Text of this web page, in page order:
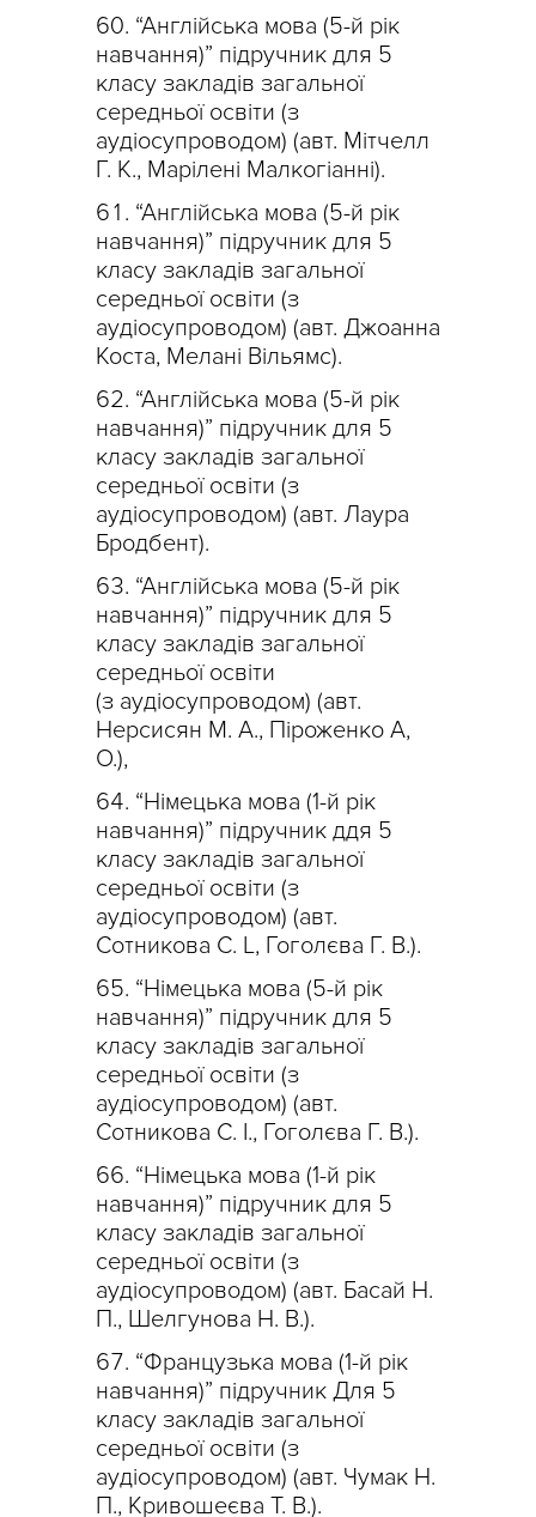
“Англійська мова (5-й рік
навчання)” підручник для 5
класу закладів загальної
середньої освіти (з
аудіосупроводом) (авт. Мітчелл
Г. К., Марілені Малкогіанні).
“Англійська мова (5-й рік
навчання)” підручник для 5
класу закладів загальної
середньої освіти (з
аудіосупроводом) (авт. Джоанна
Коста, Мелані Вільямс).
“Англійська мова (5-й рік
навчання)” підручник для 5
класу закладів загальної
середньої освіти (з
аудіосупроводом) (авт. Лаура
Бродбент).
“Англійська мова (5-й рік
навчання)” підручник для 5
класу закладів загальної
середньої освіти
(з аудіосупроводом) (авт.
Нерсисян М. А., Піроженко А,
О.),
“Німецька мова (1-й рік
навчання)” підручник ддя 5
класу закладів загальної
середньої освіти (з
аудіосупроводом) (авт.
Сотникова С. L, Гоголєва Г. В.).
“Німецька мова (5-й рік
навчання)” підручник для 5
класу закладів загальної
середньої освіти (з
аудіосупроводом) (авт.
Сотникова С. І., Гоголєва Г. В.).
“Німецька мова (1-й рік
навчання)” підручник для 5
класу закладів загальної
середньої освіти (з
аудіосупроводом) (авт. Басай Н.
П., Шелгунова Н. В.).
“Французька мова (1-й рік
навчання)” підручник Для 5
класу закладів загальної
середньої освіти (з
аудіосупроводом) (авт. Чумак Н.
П., Кривошеєва Т. В.).